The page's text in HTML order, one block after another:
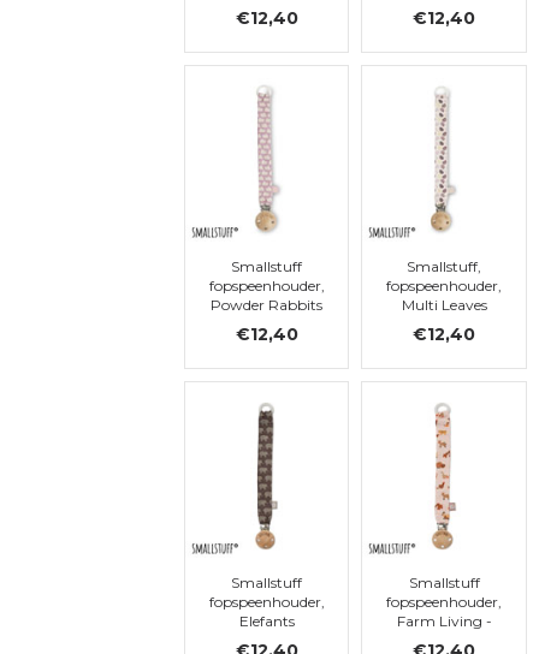
€12,40 €12,40
Smallstuff
fopspeenhouder,
Powder Rabbits
€12,40
Smallstuff,
fopspeenhouder,
Multi Leaves
€12,40
Smallstuff
fopspeenhouder,
Elefants
Smallstuff
fopspeenhouder,
Farm Living -